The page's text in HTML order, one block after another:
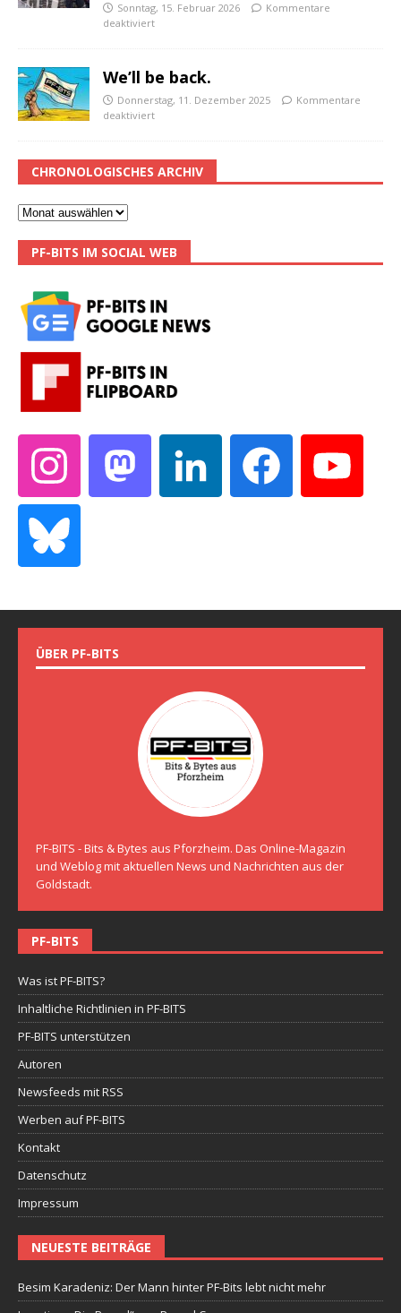
Sonntag, 15. Februar 2026
Kommentare
deaktiviert
We’ll be back.
Donnerstag, 11. Dezember 2025
Kommentare
deaktiviert
CHRONOLOGISCHES ARCHIV
PF-BITS IM SOCIAL WEB
ÜBER PF-BITS
PF-BITS - Bits & Bytes aus Pforzheim. Das Online-Magazin
und Weblog mit aktuellen News und Nachrichten aus der
Goldstadt.
PF-BITS
Was ist PF-BITS?
Inhaltliche Richtlinien in PF-BITS
PF-BITS unterstützen
Autoren
Newsfeeds mit RSS
Werben auf PF-BITS
Kontakt
Datenschutz
Impressum
NEUESTE BEITRÄGE
Besim Karadeniz: Der Mann hinter PF-Bits lebt nicht mehr